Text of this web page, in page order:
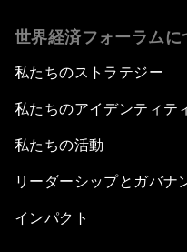
世界経済フォーラムに
私たちのストラテジー
私たちのアイデンティテ
私たちの活動
リーダーシップとガバナ
インパクト